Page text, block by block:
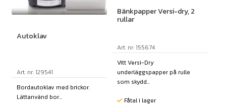
Autoklav
Art. nr: 129541
Bordautoklav med brickor.
Lättanvänd bor...
Bänkpapper Versi-dry, 2
rullar
Art. nr: 155674
Vitt Versi-Dry
underläggspapper på rulle
som skydd...
Fåtal i lager